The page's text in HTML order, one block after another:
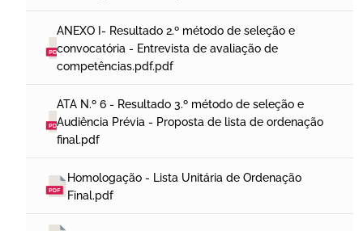
ANEXO I- Resultado 2.º método de seleção e
convocatória - Entrevista de avaliação de
competências.pdf.pdf
ATA N.º 6 - Resultado 3.º método de seleção e
Audiência Prévia - Proposta de lista de ordenação
final.pdf
Homologação - Lista Unitária de Ordenação
Final.pdf